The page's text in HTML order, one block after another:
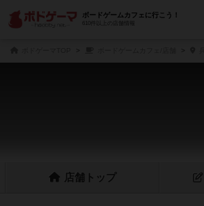
ボードゲームカフェに行こう！
610件以上の店舗情報
店舗 トップ